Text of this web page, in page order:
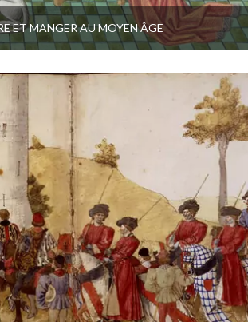
ET MANGER AU MOYEN ÂGE